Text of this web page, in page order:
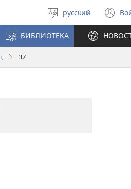
Выберите
язык
русский
в
БИБЛИОТЕКА
37